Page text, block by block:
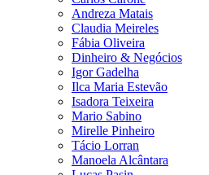
Andreza Matais
Claudia Meireles
Fábia Oliveira
Dinheiro & Negócios
Igor Gadelha
Ilca Maria Estevão
Isadora Teixeira
Mario Sabino
Mirelle Pinheiro
Tácio Lorran
Manoela Alcântara